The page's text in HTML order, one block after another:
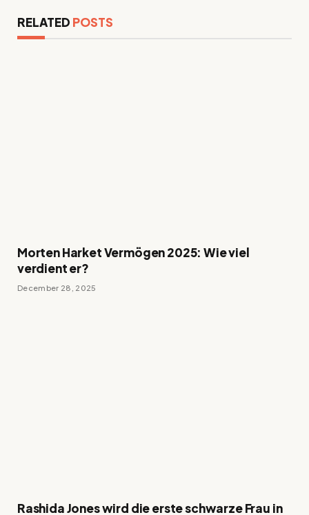
RELATED POSTS
Morten Harket Vermögen 2025: Wie viel
verdient er?
December 28, 2025
Rashida Jones wird die erste schwarze Frau in